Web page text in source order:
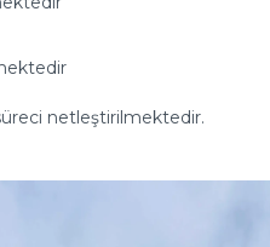
netleştirilmektedir.